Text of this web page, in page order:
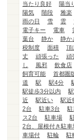
当たり良好
陽当
陽気
階段 雅楽
雨の日
雪 雲
電子キー
電車
葉台
静か 静か
税制度
面積 頂
丈
頑張った 頑
し
風邪 飲食店
飼育可能
首都圏
道
駅 駅4分
駅徒歩3分以内
近
駅近い 駅近
2台
駐車3台 駐
ス2台
駐車場
2台、屋根付き駐
車場付
駐輪 駐